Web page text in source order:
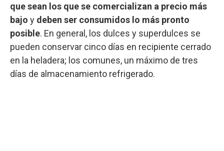
que sean los que se comercializan a precio más
bajo y deben ser consumidos lo más pronto
posible. En general, los dulces y superdulces se
pueden conservar cinco días en recipiente cerrado
en la heladera; los comunes, un máximo de tres
días de almacenamiento refrigerado.